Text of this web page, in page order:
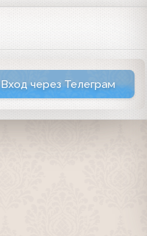
Вход через Телеграм